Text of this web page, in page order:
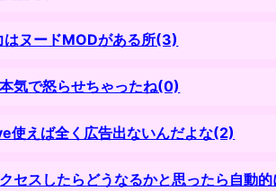
はヌードMODがある所(3)
気で怒らせちゃったね(0)
使えば全く広告出ないんだよな(2)
セスしたらどうなるかと思ったら自動